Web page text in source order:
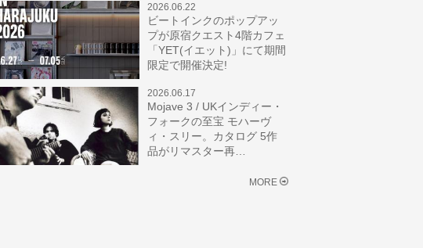
2026.06.22
ビートインクのポップアッ
プが原宿クエスト4階カフェ
「YET(イエット)」にて期間
限定で開催決定!
2026.06.17
Mojave 3 / UKインディー・
フォークの至宝 モハーヴ
ィ・スリー。カタログ 5作
品がリマスター再…
MORE